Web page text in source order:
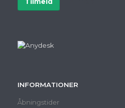
INFORMATIONER
Åbningstider